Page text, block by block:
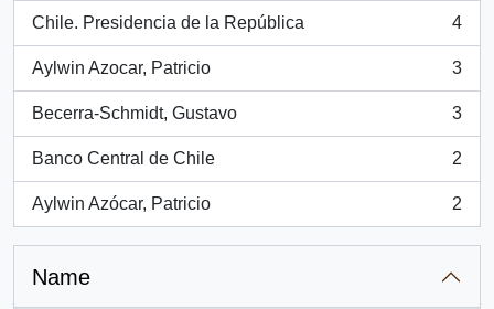
Chile. Presidencia de la República
, 4 results
4
Aylwin Azocar, Patricio
, 3 results
3
Becerra-Schmidt, Gustavo
, 3 results
3
Banco Central de Chile
, 2 results
2
Aylwin Azócar, Patricio
, 2 results
2
Name